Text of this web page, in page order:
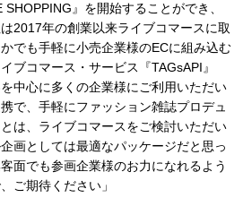
SHOPPING』を開始することができ、
2017年の創業以来ライブコマースに取
でも手軽に小売企業様のECに組み込む
ブコマース・サービス『TAGsAPI』
中心に多くの企業様にご利用いただい
で、手軽にファッション雑誌プロデュ
は、ライブコマースをご検討いただい
画としては最適なパッケージだと思っ
面でも参画企業様のお力になれるよう
ご期待ください」